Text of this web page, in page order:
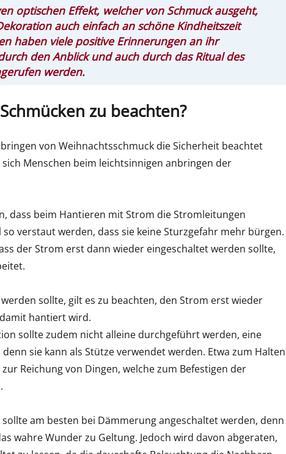
optischen Effekt, welcher von Schmuck ausgeht,
auch einfach an schöne Kindheitszeit
haben viele positive Erinnerungen an ihr
den Anblick und auch durch das Ritual des
werden.
zu beachten?
von Weihnachtsschmuck die Sicherheit beachtet
Menschen beim leichtsinnigen anbringen der
dass beim Hantieren mit Strom die Stromleitungen
verstaut werden, dass sie keine Sturzgefahr mehr bürgen.
der Strom erst dann wieder eingeschaltet werden sollte,
sollte, gilt es zu beachten, den Strom erst wieder
hantiert wird.
sollte zudem nicht alleine durchgeführt werden, eine
sie kann als Stütze verwendet werden. Etwa zum Halten
Reichung von Dingen, welche zum Befestigen der
am besten bei Dämmerung angeschaltet werden, denn
wahre Wunder zu Geltung. Jedoch wird davon abgeraten,